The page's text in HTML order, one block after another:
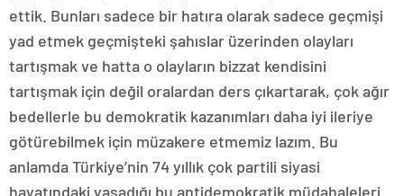
ettik. Bunları sadece bir hatıra olarak sadece geçmişi
yad etmek geçmişteki şahıslar üzerinden olayları
tartışmak ve hatta o olayların bizzat kendisini
tartışmak için değil oralardan ders çıkartarak, çok ağır
bedellerle bu demokratik kazanımları daha iyi ileriye
götürebilmek için müzakere etmemiz lazım. Bu
anlamda Türkiye’nin 74 yıllık çok partili siyasi
hayatındaki yaşadığı bu antidemokratik müdahaleleri